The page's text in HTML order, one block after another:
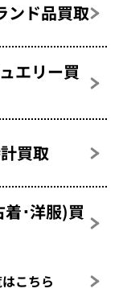
ンド品買取
エリー買
買取
･洋服)買
こちら